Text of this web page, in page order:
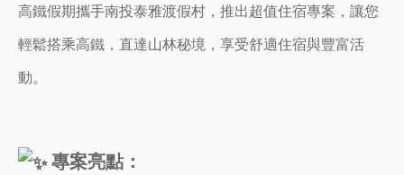
高鐵假期攜手南投泰雅渡假村，推出超值住宿專案，讓您
輕鬆搭乘高鐵，直達山林秘境，享受舒適住宿與豐富活
動。
專案亮點：